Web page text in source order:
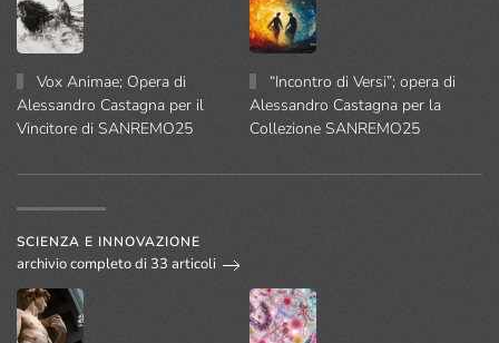
Vox Animae; Opera di
Alessandro Castagna per il
Vincitore di SANREMO25
“Incontro di Versi”; opera di
Alessandro Castagna per la
Collezione SANREMO25
SCIENZA E INNOVAZIONE
archivio completo di 33 articoli